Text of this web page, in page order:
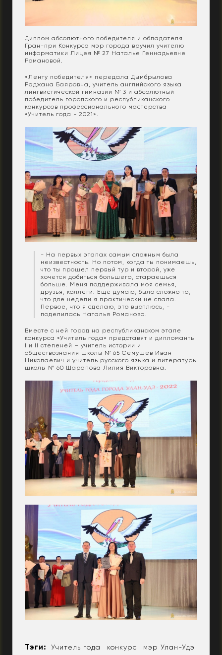
Диплом абсолютного победителя и обладателя
Гран-при Конкурса мэр города вручил учителю
информатики Лицея № 27 Наталье Геннадьевне
Романовой.
«Ленту победителя» передала Дымбрылова
Раджана Баяровна, учитель английского языка
лингвистической гимназии № 3 и абсолютный
победитель городского и республиканского
конкурсов профессионального мастерства
«Учитель года - 2021».
- На первых этапах самым сложным была
неизвестность. Но потом, когда ты понимаешь,
что ты прошёл первый тур и второй, уже
хочется добиться большего, стараешься
больше. Меня поддерживала моя семья,
друзья, коллеги. Ещё думаю, было сложно то,
что две недели я практически не спала.
Первое, что я сделаю, это высплюсь, -
поделилась Наталья Романова.
Вместе с ней город на республиканском этапе
конкурса «Учитель года» представят и дипломанты
I и II степеней – учитель истории и
обществознания школы № 65 Семушев Иван
Николаевич и учитель русского языка и литературы
школы № 60 Шарапова Лилия Викторовна.
Тэги: Учитель года конкурс мэр Улан-Удэ